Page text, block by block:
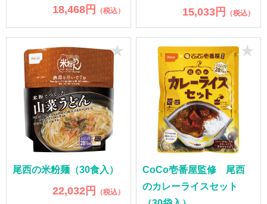
18,468円 （税込）
15,033円
（税込）
尾西の米粉麺（30食入）
22,032円 （税込）
★
CoCo壱番屋監修 尾西
のカレーライスセット
★